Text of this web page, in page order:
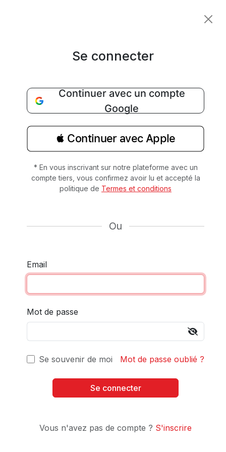
Se connecter
Continuer avec un compte
Google
 Continuer avec Apple
* En vous inscrivant sur notre plateforme avec un
compte tiers, vous confirmez avoir lu et accepté la
politique de Termes et conditions
Ou
Email
Mot de passe
Se souvenir de moi Mot de passe oublié ?
Vous n'avez pas de compte ? S'inscrire